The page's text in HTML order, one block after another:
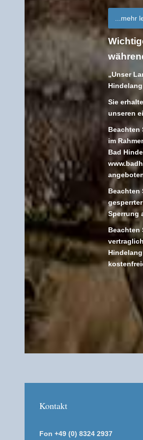
...mehr
„Unser
Hindelang
Sie
unseren
Beachten
im
Bad
Beachten
Sperrung
Beachten
Kontakt
Fon +49 (0) 8324 2937